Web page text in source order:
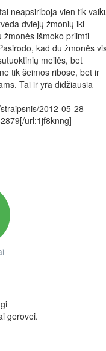
neapsiriboja vien tik
dviejų žmonių iki
žmonės išmoko priimti
kad du žmonės
meilės, bet
tik šeimos ribose, bet ir
Tai ir yra didžiausia
2012-05-28-
url:1jf8knng]
gerovei.